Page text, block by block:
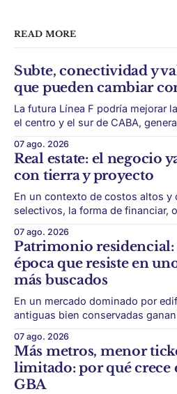
READ MORE
Subte, conectividad y
que pueden cambiar
La futura Línea F podría mejorar
el centro y el sur de CABA,
transporte puede cambiar el
ciudad. La futura Línea F del subte busca mejorar la
conexión
07 ago. 2026
Real estate: el negocio
con tierra y proyecto
En un contexto de costos altos y
selectivos, la forma de financiar,
éxito de un desarrollo
conseguir un buen terreno. En un mercado más exigente,
la estructura financiera, legal
07 ago. 2026
Patrimonio residencial:
época que resiste en
más buscados
En un mercado dominado por
antiguas bien conservadas
algunas piezas residenciales que
barrio. En medio de torres, edificios nuevos y proyectos
premium, todavía aparecen
07 ago. 2026
Más metros, menor
limitado: por qué crece
GBA